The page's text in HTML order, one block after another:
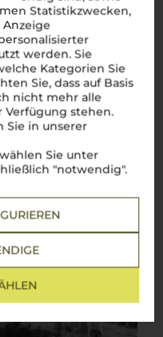
Statistikzwecken,
werden. Sie
Kategorien Sie
Sie, dass auf Basis
nicht mehr alle
Verfügung stehen.
Sie in unserer
Sie unter
"notwendig".